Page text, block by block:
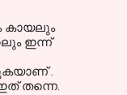
കായലും
ഇന്ന്
.
തന്നെ.